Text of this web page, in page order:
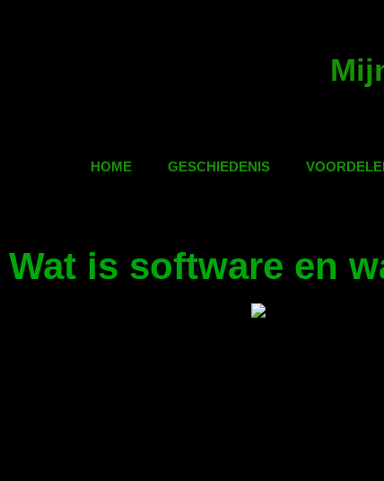
HOME GESCHIEDENIS
Wat is software en